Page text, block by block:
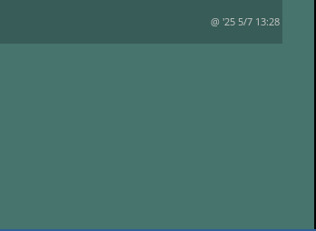
@ '25 5/7 13:28